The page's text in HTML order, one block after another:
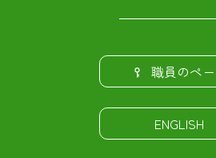
職員のペ
ENGLISH